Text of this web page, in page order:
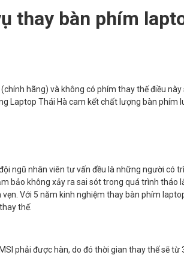
thay bàn phím
hãng) và không có phím thay thế điều
Laptop Thái Hà cam kết chất lượng bàn phím
ngũ nhân viên tư vấn đều là những người có
bảo không xảy ra sai sót trong quá trình tháo
Với 5 năm kinh nghiệm thay bàn phím
thế.
phải được hàn, do đó thời gian thay thế sẽ từ